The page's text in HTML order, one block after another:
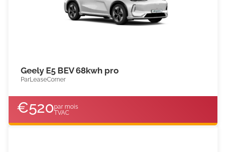
Geely E5 BEV 68kwh pro
ParLeaseCorner
€520par mois
TVAC